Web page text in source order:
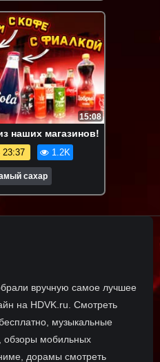
15:08
наших магазинов!
23:37 1.2K
сахар
вручную самое лучшее
на HDVK.ru. Смотреть
музыкальные
обзоры мобильных
дорамы смотреть